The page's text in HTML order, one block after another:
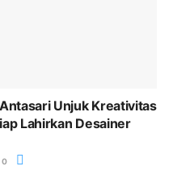
Unjuk Kreativitas
Lahirkan Desainer
0